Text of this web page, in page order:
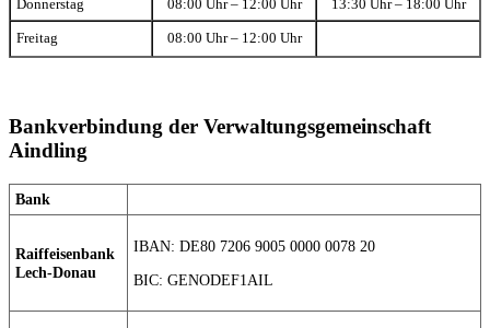
Donnerstag 08:00 Uhr – 12:00 Uhr 13:30 Uhr – 18:00 Uhr
Freitag 08:00 Uhr – 12:00 Uhr
Bankverbindung der Verwaltungsgemeinschaft
Aindling
Bank
Raiffeisenbank
Lech-Donau
IBAN: DE80 7206 9005 0000 0078 20
BIC: GENODEF1AIL